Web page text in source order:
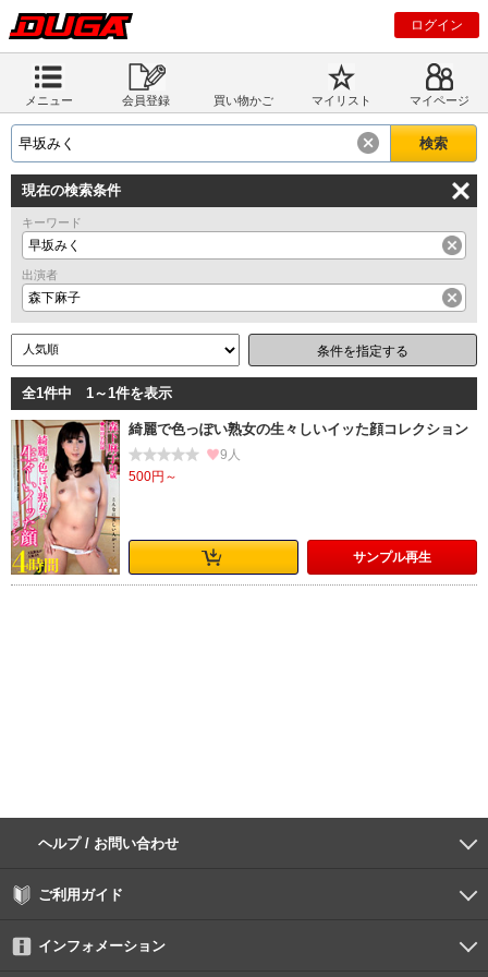
ログイン
メニュー 会員登録 買い物かご マイリスト マイページ
現在の検索条件
キーワード
早坂みく
出演者
森下麻子
条件を指定する
全1件中 1～1件を表示
綺麗で色っぽい熟女の生々しいイッた顔コレクション
9人
500円～
サンプル再生
ヘルプ / お問い合わせ
よくあるご質問
ご利用環境
お支払い方法
パスワードの再設定
サポートセンター
ご利用ガイド
初めての方へ
会員登録の手順
作品購入の手順
動画再生の手順
検索のヒント
DUGA Player
インフォメーション